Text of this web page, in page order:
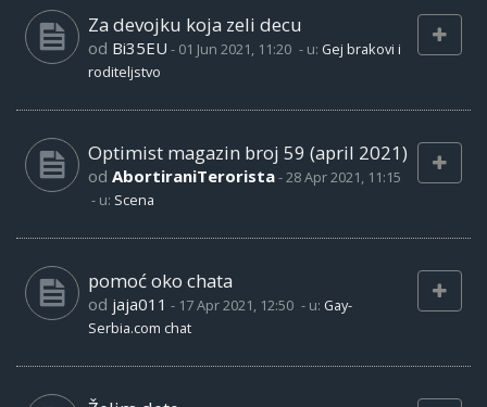
Za devojku koja zeli decu
od Bi35EU - 01 Jun 2021, 11:20 - u: Gej brakovi i
roditeljstvo
Optimist magazin broj 59 (april 2021)
od AbortiraniTerorista-28 Apr 2021, 11:15
- u: Scena
pomoć oko chata
od jaja011 - 17 Apr 2021, 12:50 - u: Gay-
Serbia.com chat